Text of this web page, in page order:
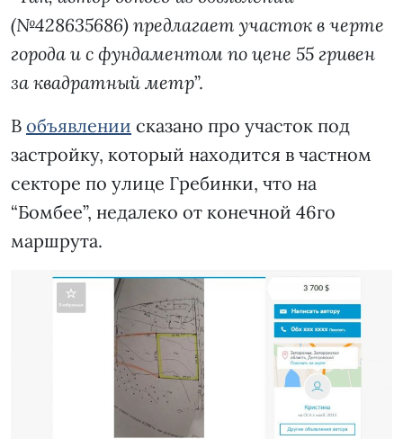
(№428635686) предлагает участок в черте
города и с фундаментом по цене 55 гривен
за квадратный метр”.
В объявлении сказано про участок под
застройку, который находится в частном
секторе по улице Гребинки, что на
“Бомбее”, недалеко от конечной 46го
маршрута.